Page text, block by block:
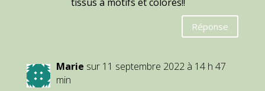
tissus à motifs et colorés!!
Réponse
Marie sur 11 septembre 2022 à 14 h 47
min